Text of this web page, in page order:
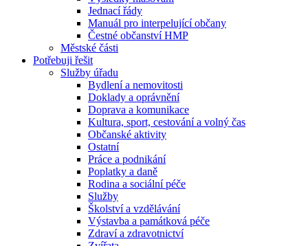
Jednací řády
Manuál pro interpelující občany
Čestné občanství HMP
Městské části
Potřebuji řešit
Služby úřadu
Bydlení a nemovitosti
Doklady a oprávnění
Doprava a komunikace
Kultura, sport, cestování a volný čas
Občanské aktivity
Ostatní
Práce a podnikání
Poplatky a daně
Rodina a sociální péče
Služby
Školství a vzdělávání
Výstavba a památková péče
Zdraví a zdravotnictví